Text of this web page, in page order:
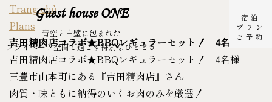
Guest house ONE
青空と白壁に包まれた
プライベート空間で過ごす特別なひととき
宿泊
プラン
ご予約
Trang chủ
Plans
吉田精肉店コラボ★BBQレギュラーセット！ 4名様
吉田精肉店コラボ★BBQレギュラーセット！ 4名様
三豊市山本町にある『吉田精肉店』さん
肉質・味ともに納得のいくお肉のみを厳選！